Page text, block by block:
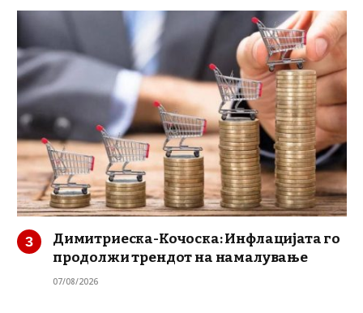
Димитриеска-Кочоска: Инфлацијата го
продолжи трендот на намалување
07/08/2026